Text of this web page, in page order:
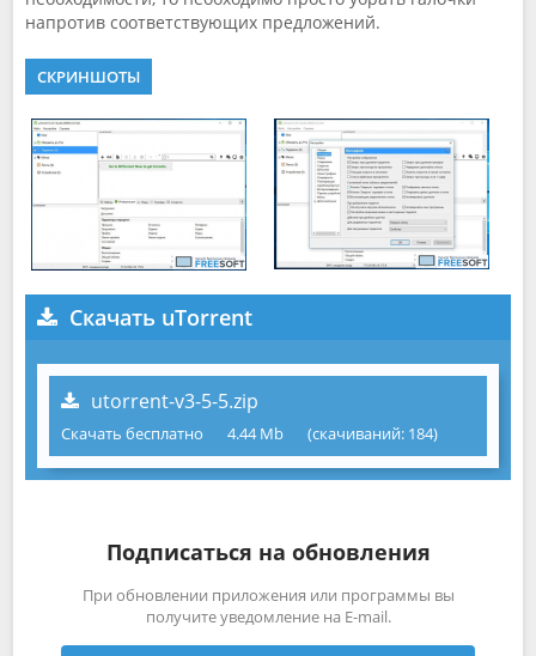
напротив соответствующих предложений.
СКРИНШОТЫ
Скачать uTorrent
utorrent-v3-5-5.zip
Скачать бесплатно 4.44 Mb (cкачиваний: 184)
Подписаться на обновления
При обновлении приложения или программы вы
получите уведомление на E-mail.